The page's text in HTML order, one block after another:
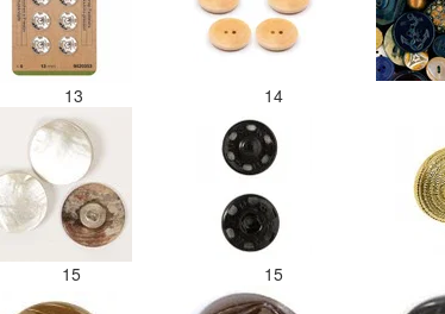
13 14
15 15